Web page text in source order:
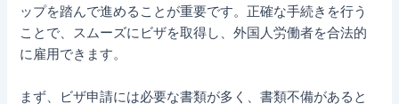
ップを踏んで進めることが重要です。正確な手続きを行う
ことで、スムーズにビザを取得し、外国人労働者を合法的
に雇用できます。
まず、ビザ申請には必要な書類が多く、書類不備があると